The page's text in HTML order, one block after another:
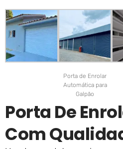
Porta de Enrolar
Automática para
Galpão
Porta De
Com